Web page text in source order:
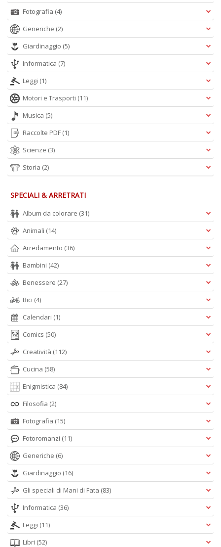
Fotografia (4)
Generiche (2)
Giardinaggio (5)
Informatica (7)
Leggi (1)
Motori e Trasporti (11)
Musica (5)
Raccolte PDF (1)
Scienze (3)
Storia (2)
SPECIALI & ARRETRATI
Album da colorare (31)
Animali (14)
Arredamento (36)
Bambini (42)
Benessere (27)
Bici (4)
Calendari (1)
Comics (50)
Creatività (112)
Cucina (58)
Enigmistica (84)
Filosofia (2)
Fotografia (15)
Fotoromanzi (11)
Generiche (6)
Giardinaggio (16)
Gli speciali di Mani di Fata (83)
Informatica (36)
Leggi (11)
Libri (52)